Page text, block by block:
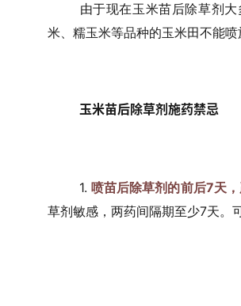
由于现在玉米苗后除草剂
米、糯玉米等品种的玉米田不能
玉米苗后除草剂施药禁忌
1. 喷苗后除草剂的前后7天
草剂敏感，两药间隔期至少7天。